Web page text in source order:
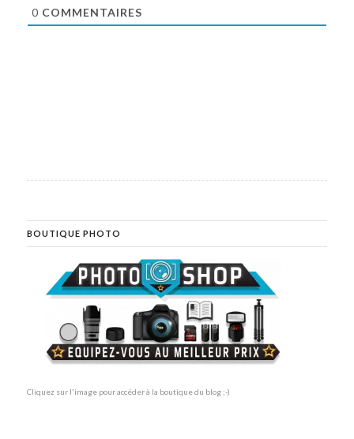
0 COMMENTAIRES
BOUTIQUE PHOTO
Cliquez sur l'image pour accéder à la boutique du blog ;-)